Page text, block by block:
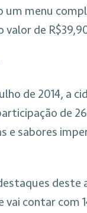
um menu
valor de
de 2014, a
de
e sabores
deste
vai contar com